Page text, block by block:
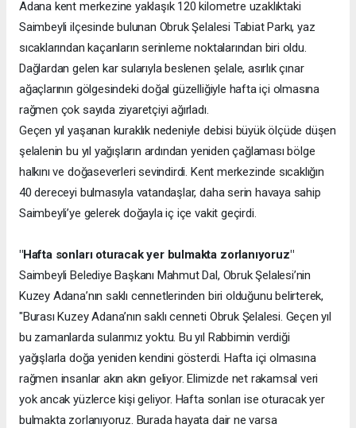
Adana kent merkezine yaklaşık 120 kilometre uzaklıktaki
Saimbeyli ilçesinde bulunan Obruk Şelalesi Tabiat Parkı, yaz
sıcaklarından kaçanların serinleme noktalarından biri oldu.
Dağlardan gelen kar sularıyla beslenen şelale, asırlık çınar
ağaçlarının gölgesindeki doğal güzelliğiyle hafta içi olmasına
rağmen çok sayıda ziyaretçiyi ağırladı.
Geçen yıl yaşanan kuraklık nedeniyle debisi büyük ölçüde düşen
şelalenin bu yıl yağışların ardından yeniden çağlaması bölge
halkını ve doğaseverleri sevindirdi. Kent merkezinde sıcaklığın
40 dereceyi bulmasıyla vatandaşlar, daha serin havaya sahip
Saimbeyli’ye gelerek doğayla iç içe vakit geçirdi.
"Hafta sonları oturacak yer bulmakta zorlanıyoruz"
Saimbeyli Belediye Başkanı Mahmut Dal, Obruk Şelalesi’nin
Kuzey Adana’nın saklı cennetlerinden biri olduğunu belirterek,
"Burası Kuzey Adana’nın saklı cenneti Obruk Şelalesi. Geçen yıl
bu zamanlarda sularımız yoktu. Bu yıl Rabbimin verdiği
yağışlarla doğa yeniden kendini gösterdi. Hafta içi olmasına
rağmen insanlar akın akın geliyor. Elimizde net rakamsal veri
yok ancak yüzlerce kişi geliyor. Hafta sonları ise oturacak yer
bulmakta zorlanıyoruz. Burada hayata dair ne varsa